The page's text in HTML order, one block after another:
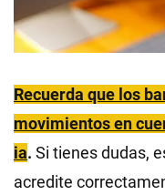
Recuerda que los
movimientos en
ia. Si tienes dudas,
acredite